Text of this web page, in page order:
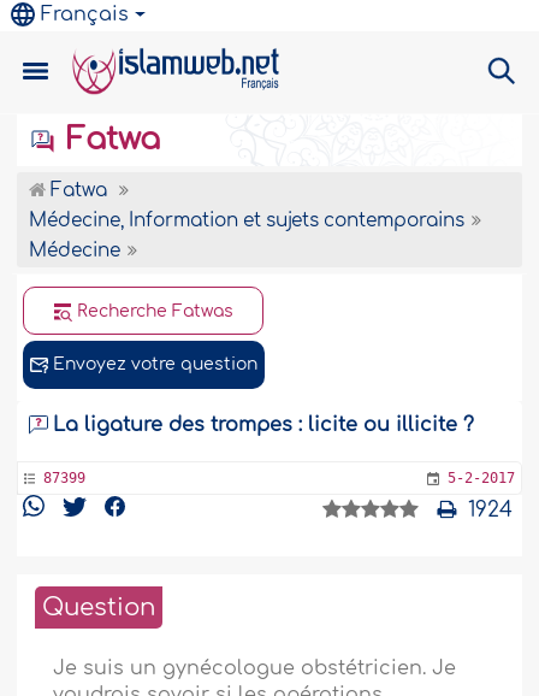
Français
Fatwa
Fatwa
Médecine, Information et sujets contemporains
Médecine
Recherche Fatwas
Envoyez votre question
La ligature des trompes : licite ou illicite ?
87399 5-2-2017
1924
Question
Je suis un gynécologue obstétricien. Je